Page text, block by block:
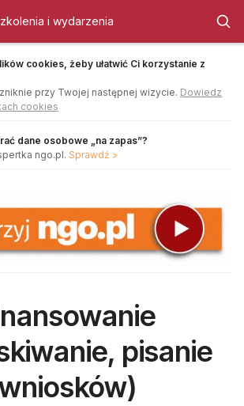
wydarzenia - ngo.pl
i wydarzenia
cookies, żeby ułatwić Ci korzystanie z
przy Twojej następnej wizycie. Dowiedz
cookies
dane osobowe „na zapas”?
ngo.pl. Sprawdź >
pisanie